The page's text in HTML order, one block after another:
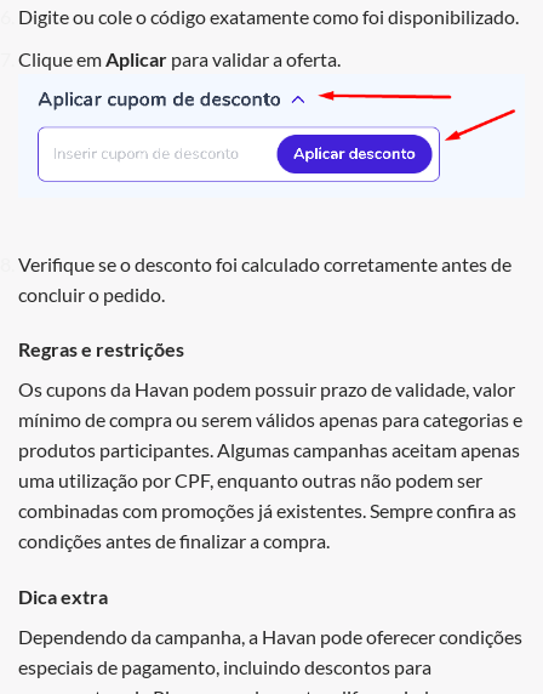
Digite ou cole o código exatamente como foi disponibilizado.
Clique em Aplicar para validar a oferta.
Verifique se o desconto foi calculado corretamente antes de
concluir o pedido.
Regras e restrições
Os cupons da Havan podem possuir prazo de validade, valor
mínimo de compra ou serem válidos apenas para categorias e
produtos participantes. Algumas campanhas aceitam apenas
uma utilização por CPF, enquanto outras não podem ser
combinadas com promoções já existentes. Sempre confira as
condições antes de finalizar a compra.
Dica extra
Dependendo da campanha, a Havan pode oferecer condições
especiais de pagamento, incluindo descontos para